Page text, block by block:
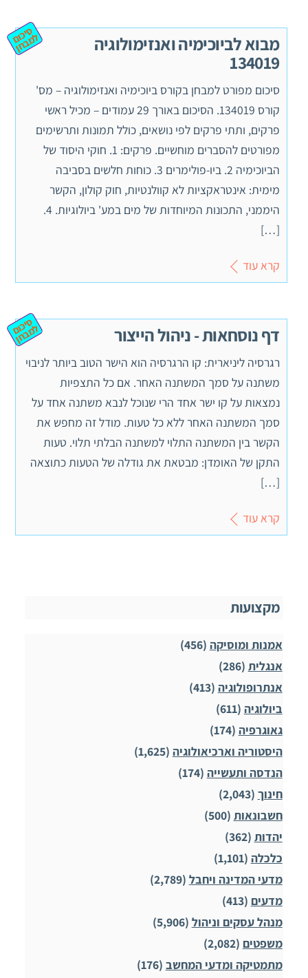
מבוא לביוכימיה ואנזימולוגיה
134019
ס
יכ
ום ל
מ
ב
ח
ן
סיכום מפורט למבחן בקורס ביוכימיה ואנזימולוגיה – מס'
קורס 134019. הסיכום באורך 29 עמודים – מכיל ראשי
פרקים, ותתי פרקים לפי נושאים, כולל תמונות ותרשימים
מפורטים להסברים מוחשיים. פרקים: 1. חוקי היסוד של
הביוכימיה 2. ביו-פולימרים 3. כוחות חלשים בסביבה
מימית: אינטראקציות לא קוולנטיות, חוק קולון, הקשר
היממני, התכונות המיוחדות של מים במע' ביולוגיות. 4.
[…]
קרא עוד
דף נוסחאות - ניהול הייצור ס
יכ
ום ל
מ
ב
ח
ן
רגרסיה ליניארית: קו הרגרסיה הוא הישר הטוב ביותר לניבוי
משתנה על סמך המשתנה האחר. אם כל התצפיות
נמצאות על קו ישר אחד הרי שנוכל לנבא משתנה אחד על
סמך המשתנה האחר ללא כל טעות. מודל זה מחפש את
הקשר בין המשתנה התלוי למשתנה הבלתי תלוי. טעות
התקן של האומדן: מבטאת את גודלה של הטעות כתוצאה
[…]
קרא עוד
מקצועות
אמנות ומוסיקה (456)
אנגלית (286)
אנתרופולוגיה (413)
ביולוגיה (611)
גאוגרפיה (174)
היסטוריה וארכיאולוגיה (1,625)
הנדסה ותעשייה (174)
חינוך (2,043)
חשבונאות (500)
יהדות (362)
כלכלה (1,101)
מדעי המדינה ויחבל (2,789)
מדעים (413)
מנהל עסקים וניהול (5,906)
משפטים (2,082)
מתמטיקה ומדעי המחשב (176)